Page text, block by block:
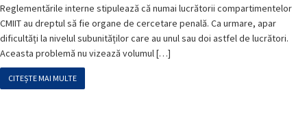
Reglementările interne stipulează că numai lucrătorii compartimentelor
CMIIT au dreptul să fie organe de cercetare penală. Ca urmare, apar
dificultăți la nivelul subunităților care au unul sau doi astfel de lucrători.
Aceasta problemă nu vizează volumul […]
CITEȘTE MAI MULTE